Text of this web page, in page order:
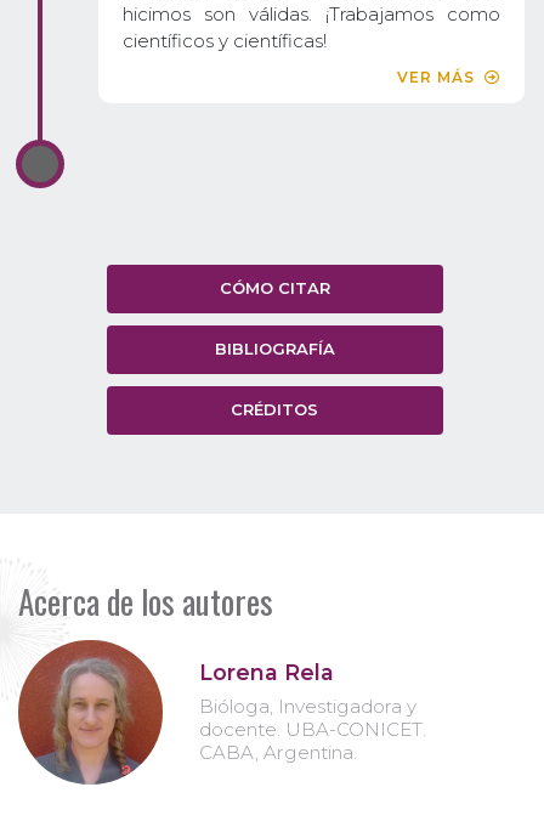
hicimos son válidas. ¡Trabajamos como
científicos y científicas!
VER MÁS
CÓMO CITAR
BIBLIOGRAFÍA
CRÉDITOS
Acerca de los autores
Lorena Rela
Bióloga, Investigadora y
docente. UBA-CONICET.
CABA, Argentina.